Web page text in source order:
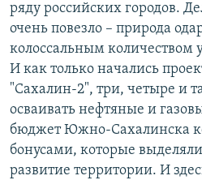
ряду российских городов.
очень повезло – природа
колоссальным количеством
И как только начались
"Сахалин-2", три, четыре и
осваивать нефтяные и
бюджет Южно-Сахалинска
бонусами, которые
развитие территории. И